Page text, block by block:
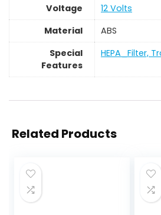
Voltage
‎12 Volts
Material
‎ABS
Special
Features
‎HEPA_Filter,
Related Products